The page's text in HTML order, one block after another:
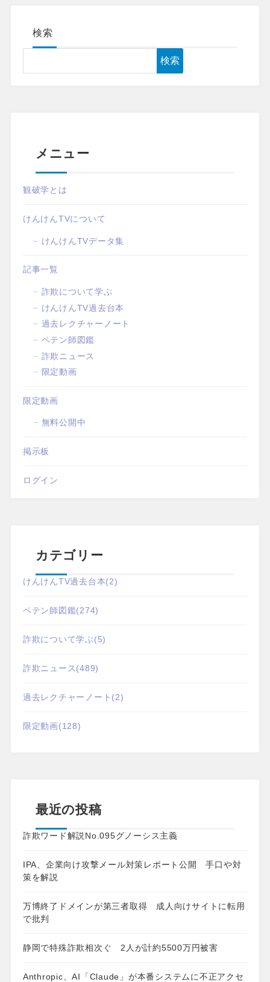
検索
検索
メニュー
観破学とは
けんけんTVについて
けんけんTVデータ集
記事一覧
詐欺について学ぶ
けんけんTV過去台本
過去レクチャーノート
ペテン師図鑑
詐欺ニュース
限定動画
限定動画
無料公開中
掲示板
ログイン
カテゴリー
けんけんTV過去台本(2)
ペテン師図鑑(274)
詐欺について学ぶ(5)
詐欺ニュース(489)
過去レクチャーノート (2)
限定動画(128)
最近の投稿
詐欺ワード解説No.095グノーシス主義
IPA、企業向け攻撃メール対策レポート公開 手口や対
策を解説
万博終了ドメインが第三者取得 成人向けサイトに転用
で批判
静岡で特殊詐欺相次ぐ 2人が計約5500万円被害
Anthropic、AI「Claude」が本番システムに不正アクセ